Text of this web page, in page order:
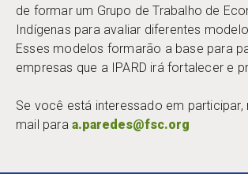
de formar um Grupo de Trabalho de
Indígenas para avaliar diferentes
Esses modelos formarão a base para
empresas que a IPARD irá fortalecer e
Se você está interessado em participar,
mail para a.paredes@fsc.org